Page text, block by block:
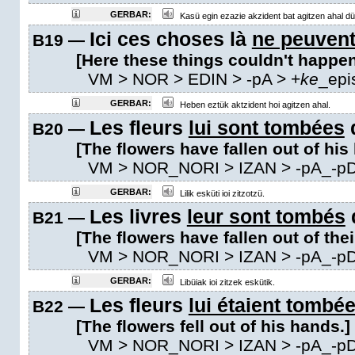
GERBAR: Kasü egin ezazie akzident bat agitzen ahal
B19 — Ici ces choses là ne
[Here these things couldn't
VM > NOR > EDIN > -pA> +ke
GERBAR: Heben eztük aktzident hoi agitzen ahal.
B20 — Les fleurs lui sont tombées
[The flowers have fallen out of his
VM > NOR_NORI > IZAN > -pA_-
GERBAR: Lilik esküti ioi zitzotzü.
B21 — Les livres leur sont tombés
[The flowers have fallen out of
VM > NOR_NORI > IZAN > -pA_-
GERBAR: Libüiak ioi zitzek eskütik.
B22 — Les fleurs lui étaient
[The flowers fell out of his hands.]
VM > NOR_NORI > IZAN > -pA_-